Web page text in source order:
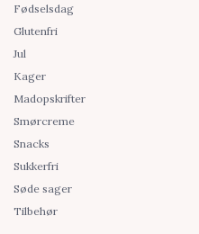
Fødselsdag
Glutenfri
Jul
Kager
Madopskrifter
Smørcreme
Snacks
Sukkerfri
Søde sager
Tilbehør